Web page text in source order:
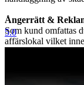
Ångerrätt &
Som kund omfattas
affärslokal vilket
5.0